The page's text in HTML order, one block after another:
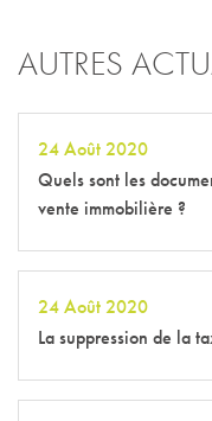
AUTRES
24 Août 2020
Quels sont les
vente immobilière ?
24 Août 2020
La suppression de la